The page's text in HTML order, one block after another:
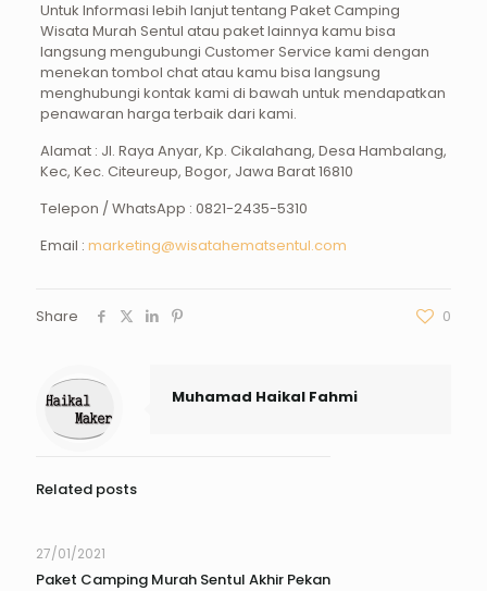
Untuk Informasi lebih lanjut tentang Paket Camping
Wisata Murah Sentul atau paket lainnya kamu bisa
langsung mengubungi Customer Service kami dengan
menekan tombol chat atau kamu bisa langsung
menghubungi kontak kami di bawah untuk mendapatkan
penawaran harga terbaik dari kami.
Alamat : Jl. Raya Anyar, Kp. Cikalahang, Desa Hambalang,
Kec, Kec. Citeureup, Bogor, Jawa Barat 16810
Telepon / WhatsApp : 0821-2435-5310
Email : marketing@wisatahematsentul.com
Share 0
Muhamad Haikal Fahmi
Related posts
27/01/2021
Paket Camping Murah Sentul Akhir Pekan